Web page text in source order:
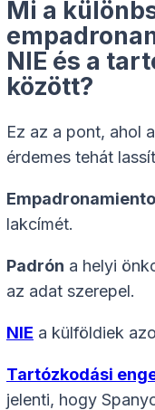
Mi a
NIE és a
között?
Ez az a pont, ahol
érdemes tehát
Empadronamiento
lakcímét.
Padrón a helyi
az adat szerepel.
NIE a külföldiek
Tartózkodási
jelenti, hogy